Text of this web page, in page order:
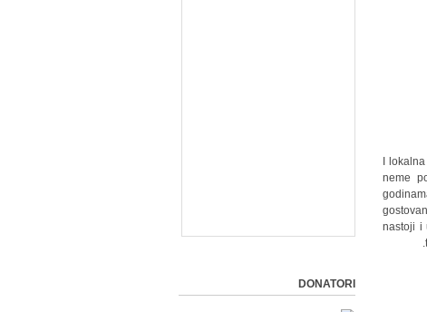
I
neme
nastoji i
DONATORI